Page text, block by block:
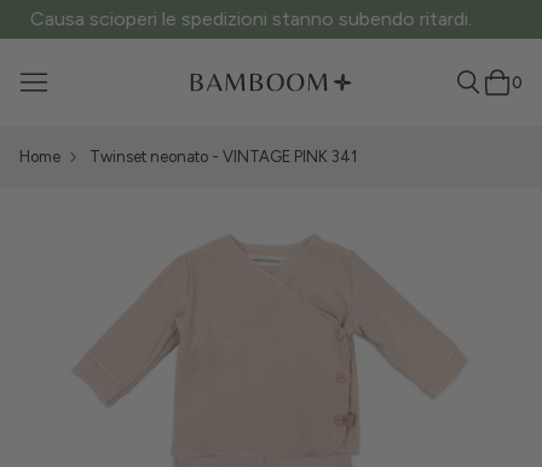
ATTENZIONE ai siti fake: questo è l’unico sito ufficiale.
0
Home Twinset neonato - VINTAGE PINK 341